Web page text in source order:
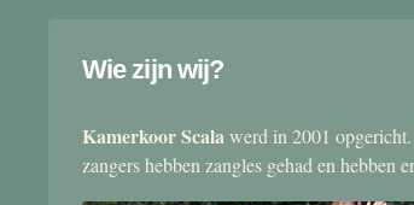
Wie zijn wij?
Kamerkoor Scalawerd in 2001
zangers hebben zangles gehad en